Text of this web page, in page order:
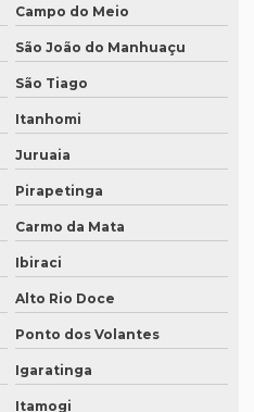
Campo do Meio
São João do Manhuaçu
São Tiago
Itanhomi
Juruaia
Pirapetinga
Carmo da Mata
Ibiraci
Alto Rio Doce
Ponto dos Volantes
Igaratinga
Itamogi